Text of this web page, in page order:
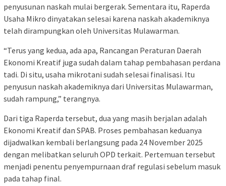
penyusunan naskah mulai bergerak. Sementara itu, Raperda
Usaha Mikro dinyatakan selesai karena naskah akademiknya
telah dirampungkan oleh Universitas Mulawarman.
“Terus yang kedua, ada apa, Rancangan Peraturan Daerah
Ekonomi Kreatif juga sudah dalam tahap pembahasan perdana
tadi. Di situ, usaha mikrotani sudah selesai finalisasi. Itu
penyusun naskah akademiknya dari Universitas Mulawarman,
sudah rampung,” terangnya.
Dari tiga Raperda tersebut, dua yang masih berjalan adalah
Ekonomi Kreatif dan SPAB. Proses pembahasan keduanya
dijadwalkan kembali berlangsung pada 24 November 2025
dengan melibatkan seluruh OPD terkait. Pertemuan tersebut
menjadi penentu penyempurnaan draf regulasi sebelum masuk
pada tahap final.